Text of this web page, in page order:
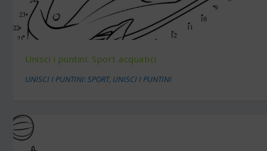
Unisci i puntini: Sport acquatici
UNISCI I PUNTINI: SPORT, UNISCI I PUNTINI